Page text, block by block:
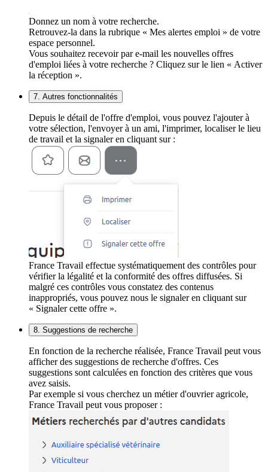
Donnez un nom à votre recherche.
Retrouvez-la dans la rubrique « Mes alertes emploi » de votre
espace personnel.
Vous souhaitez recevoir par e-mail les nouvelles offres
d'emploi liées à votre recherche ? Cliquez sur le lien « Activer
la réception ».
7. Autres fonctionnalités
Depuis le détail de l'offre d'emploi, vous pouvez l'ajouter à
votre sélection, l'envoyer à un ami, l'imprimer, localiser le lieu
de travail et la signaler en cliquant sur :
France Travail effectue systématiquement des contrôles pour
vérifier la légalité et la conformité des offres diffusées. Si
malgré ces contrôles vous constatez des contenus
inappropriés, vous pouvez nous le signaler en cliquant sur
« Signaler cette offre ».
8. Suggestions de recherche
En fonction de la recherche réalisée, France Travail peut vous
afficher des suggestions de recherche d'offres. Ces
suggestions sont calculées en fonction des critères que vous
avez saisis.
Par exemple si vous cherchez un métier d'ouvrier agricole,
France Travail peut vous proposer :